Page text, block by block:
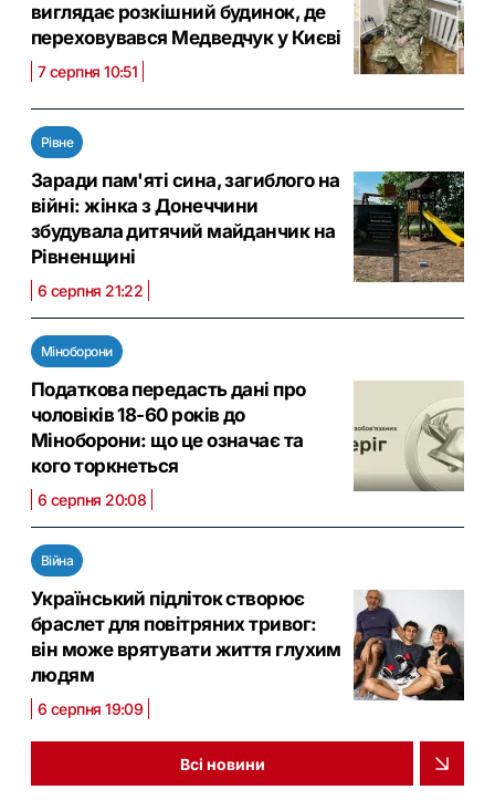
виглядає розкішний будинок, де
переховувався Медведчук у Києві
7 серпня 10:51
Рівне
Заради пам'яті сина, загиблого на
війні: жінка з Донеччини
збудувала дитячий майданчик на
Рівненщині
6 серпня 21:22
Міноборони
Податкова передасть дані про
чоловіків 18-60 років до
Міноборони: що це означає та
кого торкнеться
6 серпня 20:08
Війна
Український підліток створює
браслет для повітряних тривог:
він може врятувати життя глухим
людям
6 серпня 19:09
Всі новини